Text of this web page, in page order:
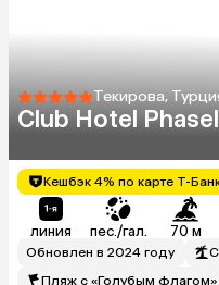
Текирова,
Club Hotel
Кешбэк 4% по карте Т-
линия пес./гал. 70 м
Обновлен в 2024 году
Пляж с «Голубым флагом»